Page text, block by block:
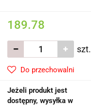
189.78
szt.
Do przechowalni
Jeżeli produkt jest
dostępny, wysyłka w